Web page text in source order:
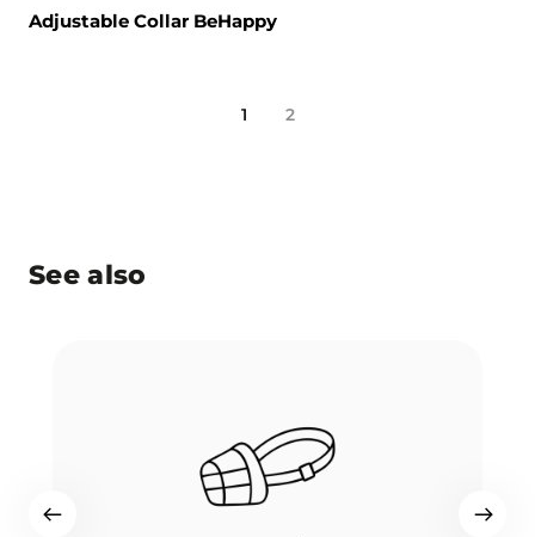
Adjustable Collar BeHappy
1 2
See also